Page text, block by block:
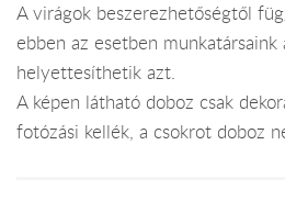
A virágok beszerezhetőségtől
ebben az esetben
helyettesíthetik azt.
A képen látható doboz csak
fotózási kellék, a csokrot doboz